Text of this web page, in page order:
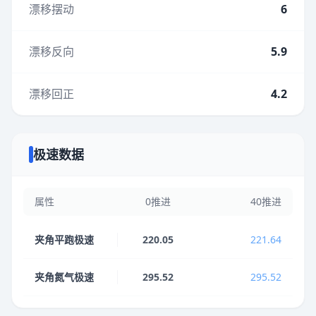
漂移摆动 6
漂移反向 5.9
漂移回正 4.2
极速数据
属性 0推进 40推进
夹角平跑极速 220.05 221.64
夹角氮气极速 295.52 295.52